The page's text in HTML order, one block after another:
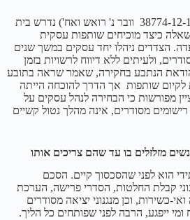
בתיק שייצג משרדנו (ת"א 38774-12-16 וובר נ' רואש ואח') נדרש בית
כיצד מוכיחים שותפות עסקית
הצדדים ניהלו יחד עסקים במשך שנים
ולעיתים ללא דיווח לרשויות בזמן
הנתבע בחקירה, שאמר שראה בתובע
שותפות אך הדרך להוכחה הייתה
מפורשות כי הבחירה לנהל עסקים על
מסודרים, אינה מהלך נטול קשיים
מזלזלים בו עד שהם צריכים אותו
הוא לפני שהסכסוך קיים. הסכם
קבלת החלטות, הסדרי פרישה, הערכת
כשירות, וכן מנגנוני יציאה מסודרים
ייפגע, הרבה לפני שפותחים כל הליך.